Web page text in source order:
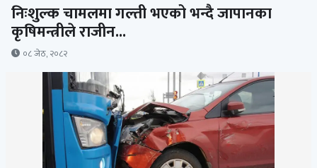
निःशुल्क चामलमा गल्ती भएको भन्दै जापानका
कृषिमन्त्रीले राजीन...
०८ जेठ, २०८२